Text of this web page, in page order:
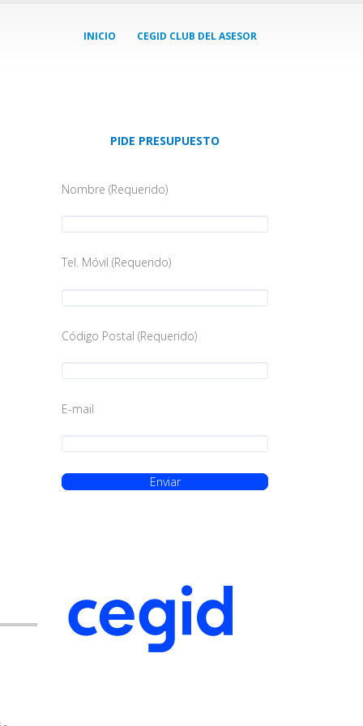
INICIO CEGID CLUB DEL ASESOR
PIDE PRESUPUESTO
Nombre (Requerido)
Tel. Móvil (Requerido)
Código Postal (Requerido)
E-mail